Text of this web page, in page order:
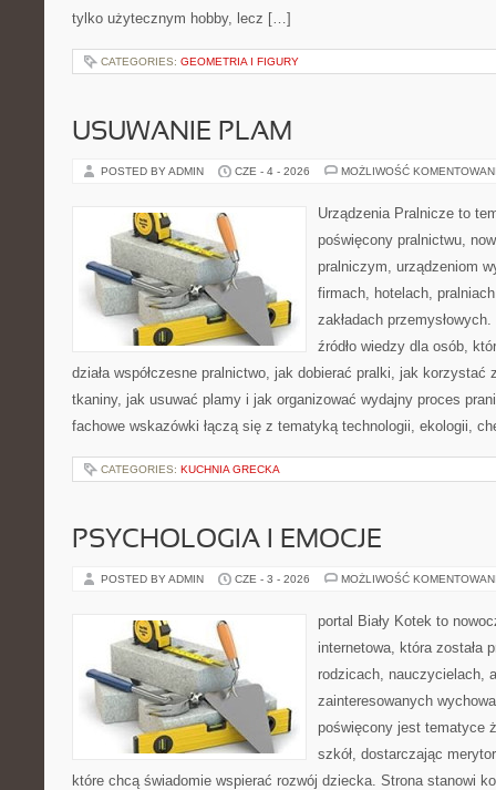
tylko użytecznym hobby, lecz […]
CATEGORIES: GEOMETRIA I FIGURY
USUWANIE PLAM
POSTED BY ADMIN CZE - 4 - 2026 MOŻLIWOŚĆ
Urządzenia Pralnicze to
poświęcony pralnictwu,
pralniczym, urządzeniom
firmach, hotelach,
zakładach
źródło wiedzy dla osób,
działa współczesne pralnictwo, jak dobierać pralki, jak korzystać
tkaniny, jak usuwać plamy i jak organizować wydajny proces
fachowe wskazówki łączą się z tematyką technologii, ekologii,
CATEGORIES: KUCHNIA GRECKA
PSYCHOLOGIA I EMOCJE
POSTED BY ADMIN CZE - 3 - 2026 MOŻLIWOŚĆ
portal Biały Kotek to
internetowa, która została
rodzicach, nauczycielach,
zainteresowanych
poświęcony jest tematyce
szkół, dostarczając
które chcą świadomie wspierać rozwój dziecka. Strona stanowi